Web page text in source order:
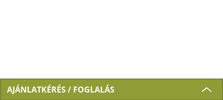
AJÁNLATKÉRÉS / FOGLALÁS